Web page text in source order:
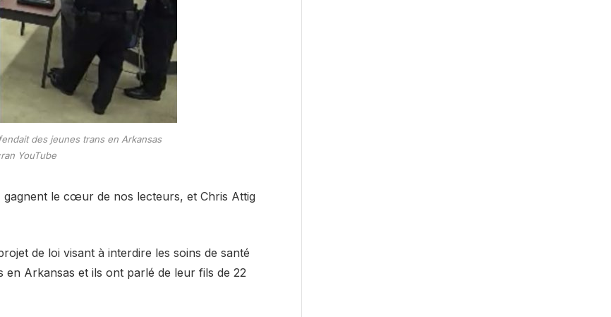
des jeunes trans en Arkansas
YouTube
gagnent le cœur de nos lecteurs, et Chris Attig
de loi visant à interdire les soins de santé
Arkansas et ils ont parlé de leur fils de 22